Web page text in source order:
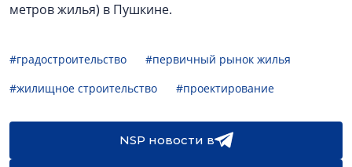
метров жилья) в Пушкине.
#градостроительство
#первичный рынок жилья
#жилищное строительство
#проектирование
NSP новости в